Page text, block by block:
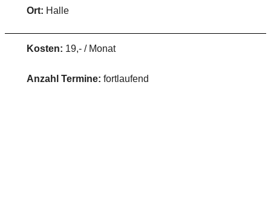
Ort: Halle
Kosten: 19,- / Monat
Anzahl Termine: fortlaufend